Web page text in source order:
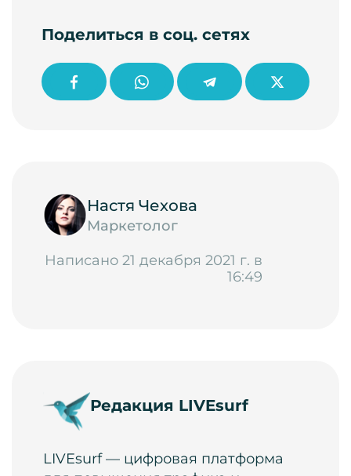
Поделиться в соц. сетях
Настя Чехова
Маркетолог
Написано 21 декабря 2021 г. в
16:49
Редакция LIVEsurf
LIVEsurf — цифровая платформа